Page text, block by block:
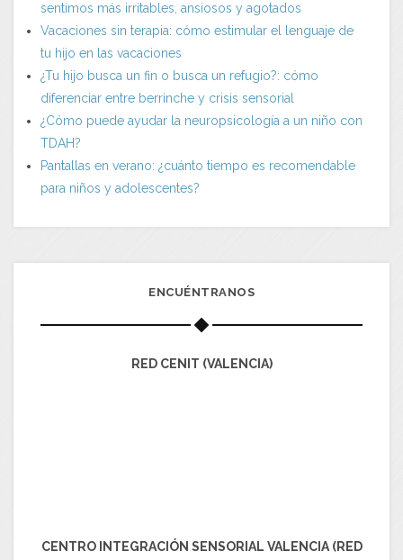
sentimos más irritables, ansiosos y agotados
Vacaciones sin terapia: cómo estimular el lenguaje de
tu hijo en las vacaciones
¿Tu hijo busca un fin o busca un refugio?: cómo
diferenciar entre berrinche y crisis sensorial
¿Cómo puede ayudar la neuropsicología a un niño con
TDAH?
Pantallas en verano: ¿cuánto tiempo es recomendable
para niños y adolescentes?
ENCUÉNTRANOS
RED CENIT (VALENCIA)
CENTRO INTEGRACIÓN SENSORIAL VALENCIA (RED